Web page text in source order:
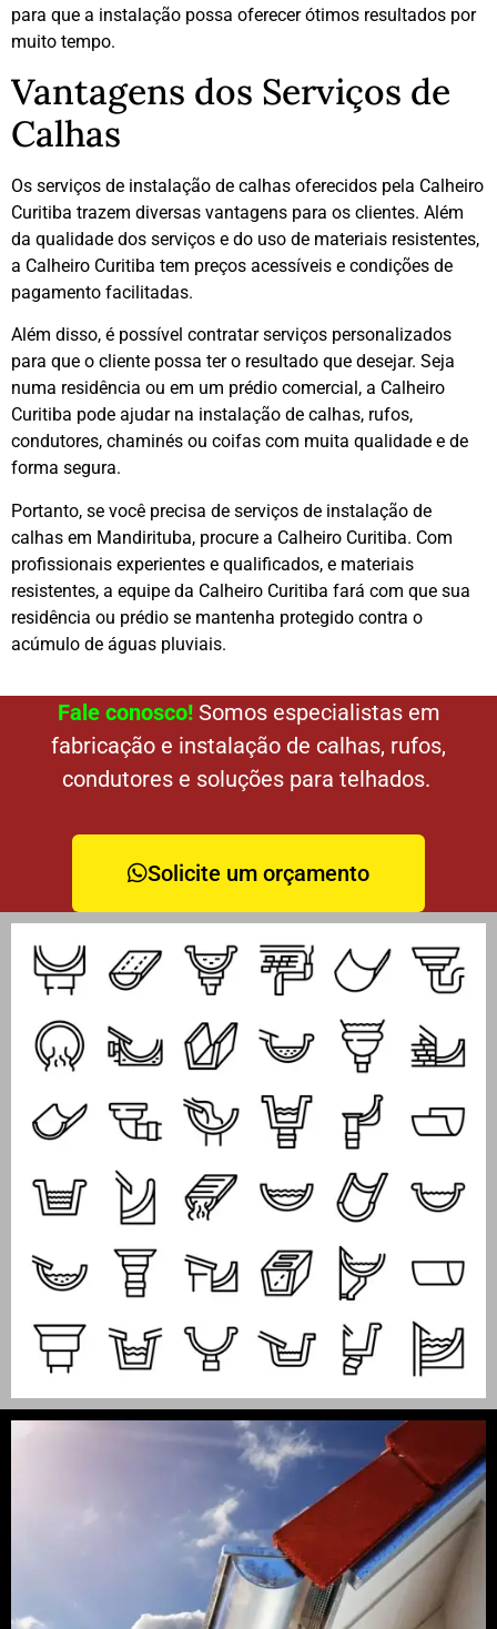
para que a instalação possa oferecer ótimos resultados por
muito tempo.
Vantagens dos Serviços de
Calhas
Os serviços de instalação de calhas oferecidos pela Calheiro
Curitiba trazem diversas vantagens para os clientes. Além
da qualidade dos serviços e do uso de materiais resistentes,
a Calheiro Curitiba tem preços acessíveis e condições de
pagamento facilitadas.
Além disso, é possível contratar serviços personalizados
para que o cliente possa ter o resultado que desejar. Seja
numa residência ou em um prédio comercial, a Calheiro
Curitiba pode ajudar na instalação de calhas, rufos,
condutores, chaminés ou coifas com muita qualidade e de
forma segura.
Portanto, se você precisa de serviços de instalação de
calhas em Mandirituba, procure a Calheiro Curitiba. Com
profissionais experientes e qualificados, e materiais
resistentes, a equipe da Calheiro Curitiba fará com que sua
residência ou prédio se mantenha protegido contra o
acúmulo de águas pluviais.
Fale conosco! Somos especialistas em
fabricação e instalação de calhas, rufos,
condutores e soluções para telhados.
Solicite um orçamento